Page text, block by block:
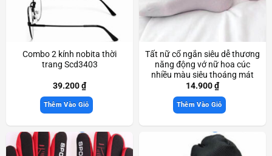
Combo 2 kính nobita thời
trang Scd3403
39.200₫
Thêm Vào Giỏ
Tất nữ cổ ngắn siêu dễ thương
năng động vớ nữ hoa cúc
nhiều màu siêu thoáng mát
thời trang Scd3093
14.900₫
Thêm Vào Giỏ